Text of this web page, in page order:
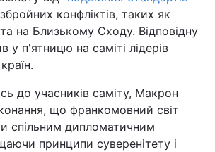
конфліктів, таких як
та на Близькому Сходу. Відповідну
у п'ятницю на саміті лідерів
до учасників саміту, Макрон
що франкомовний світ
спільним дипломатичним
принципи суверенітету і